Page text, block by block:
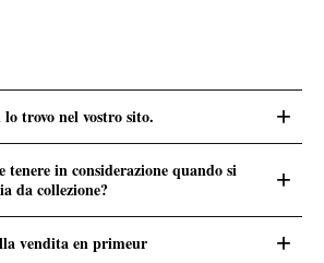
trovo nel vostro sito. +
tenere in considerazione quando si
da collezione?
+
vendita en primeur +